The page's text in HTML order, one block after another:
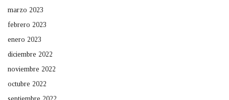
marzo 2023
febrero 2023
enero 2023
diciembre 2022
noviembre 2022
octubre 2022